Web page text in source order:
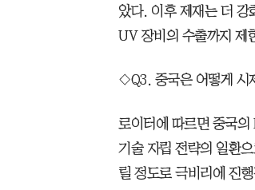
았다. 이후 제재는 더 강
UV 장비의 수출까지 제
◇Q3. 중국은 어떻게 시
로이터에 따르면 중국
기술 자립 전략의 일환
릴 정도로 극비리에 진